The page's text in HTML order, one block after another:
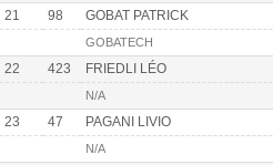
21 98 GOBAT PATRICK
GOBATECH
22 423 FRIEDLI LÉO
N/A
23 47 PAGANI LIVIO
N/A